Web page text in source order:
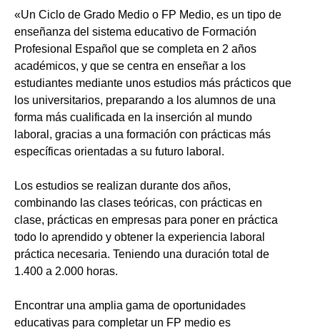
«Un Ciclo de Grado Medio o FP Medio, es un tipo de
enseñanza del sistema educativo de Formación
Profesional Español que se completa en 2 años
académicos, y que se centra en enseñar a los
estudiantes mediante unos estudios más prácticos que
los universitarios, preparando a los alumnos de una
forma más cualificada en la inserción al mundo
laboral, gracias a una formación con prácticas más
específicas orientadas a su futuro laboral.
Los estudios se realizan durante dos años,
combinando las clases teóricas, con prácticas en
clase, prácticas en empresas para poner en práctica
todo lo aprendido y obtener la experiencia laboral
práctica necesaria. Teniendo una duración total de
1.400 a 2.000 horas.
Encontrar una amplia gama de oportunidades
educativas para completar un FP medio es